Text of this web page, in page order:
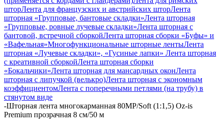
шторЛента для французских и австрийских шторЛента
шторная «Групповые, бантовые складки»Лента шторная
«Групповые, ровные лучевые складки»Лента шторная с
бантовой, встречной сборкойЛента шторная сборки «Буфы» и
«Вафельная»Многофункциональные шторные лентыЛента
шторная «Лучевые складки», «Гусиные лапки» Лента шторная
с креативной сборкойЛента шторная сборки
«Бокальчики»Лента шторная для мансардных оконЛента
шторная с липучкой (велькро)Лента шторная с экономным
коэффициентомЛента с поперечными петлями (на трубу) в
стянутом виде
-Шторная лента многокарманная 80MP/Soft (1:1,5) Oz-is
Premium прозрачная 8 см/50 м